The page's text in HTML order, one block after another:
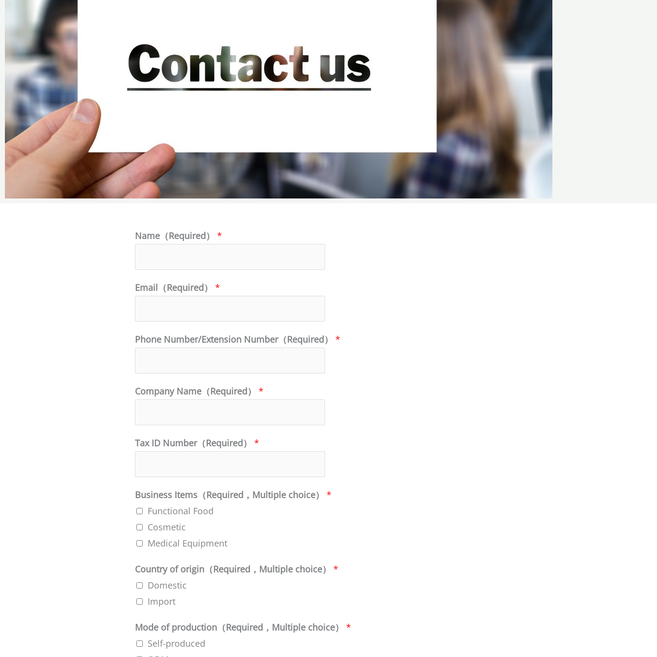
Name（Required） *
Email（Required） *
Phone Number/Extension Number（Required） *
Company Name（Required） *
Tax ID Number（Required） *
Business Items（Required，Multiple choice） *
Functional Food
Cosmetic
Medical Equipment
Country of origin（Required，Multiple choice） *
Domestic
Import
Mode of production（Required，Multiple choice） *
Self-produced